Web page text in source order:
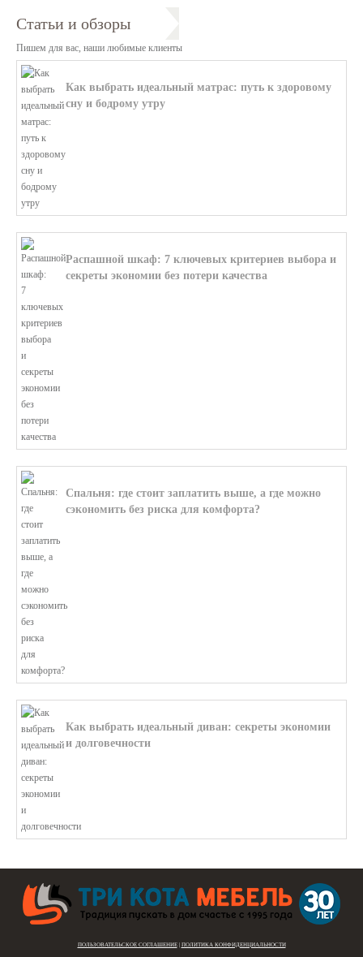
Статьи и обзоры
Пишем для вас, наши любимые клиенты
Как выбрать идеальный матрас: путь к здоровому
сну и бодрому утру
Распашной шкаф: 7 ключевых критериев выбора и
секреты экономии без потери качества
Спальня: где стоит заплатить выше, а где можно
сэкономить без риска для комфорта?
Как выбрать идеальный диван: секреты экономии
и долговечности
ПОЛЬЗОВАТЕЛЬСКОЕ СОГЛАШЕНИЕ| ПОЛИТИКА КОНФИДЕНЦИАЛЬНОСТИ